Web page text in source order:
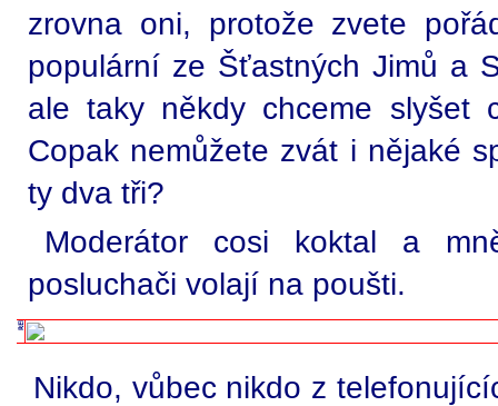
zrovna oni, protože zvete
populární ze Šťastných Jimů a
ale taky někdy chceme slyšet
Copak nemůžete zvát i nějaké
ty dva tři?
Moderátor cosi koktal a
posluchači volají na poušti.
Nikdo, vůbec nikdo z